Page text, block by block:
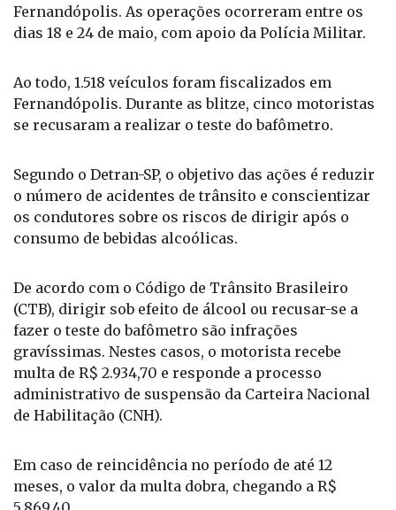
Fernandópolis. As operações ocorreram entre os
dias 18 e 24 de maio, com apoio da Polícia Militar.
Ao todo, 1.518 veículos foram fiscalizados em
Fernandópolis. Durante as blitze, cinco motoristas
se recusaram a realizar o teste do bafômetro.
Segundo o Detran-SP, o objetivo das ações é reduzir
o número de acidentes de trânsito e conscientizar
os condutores sobre os riscos de dirigir após o
consumo de bebidas alcoólicas.
De acordo com o Código de Trânsito Brasileiro
(CTB), dirigir sob efeito de álcool ou recusar-se a
fazer o teste do bafômetro são infrações
gravíssimas. Nestes casos, o motorista recebe
multa de R$ 2.934,70 e responde a processo
administrativo de suspensão da Carteira Nacional
de Habilitação (CNH).
Em caso de reincidência no período de até 12
meses, o valor da multa dobra, chegando a R$